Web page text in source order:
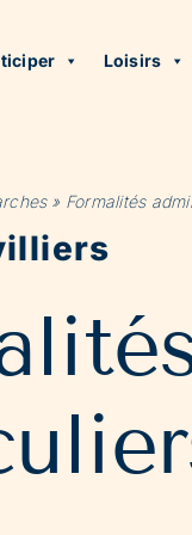
Loisirs
» Formalités